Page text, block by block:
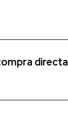
directa